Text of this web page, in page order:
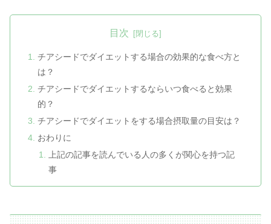
目次
チアシードでダイエットする場合の効果的な食べ方と
は？
チアシードでダイエットするならいつ食べると効果
的？
チアシードでダイエットをする場合摂取量の目安は？
おわりに
上記の記事を読んでいる人の多くが関心を持つ記
事